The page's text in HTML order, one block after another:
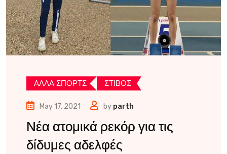
ΑΛΛΑ ΣΠΟΡΤΣ ΣΤΙΒΟΣ
May 17, 2021 by parth
Νέα ατομικά ρεκόρ για τις
δίδυμες αδελφές